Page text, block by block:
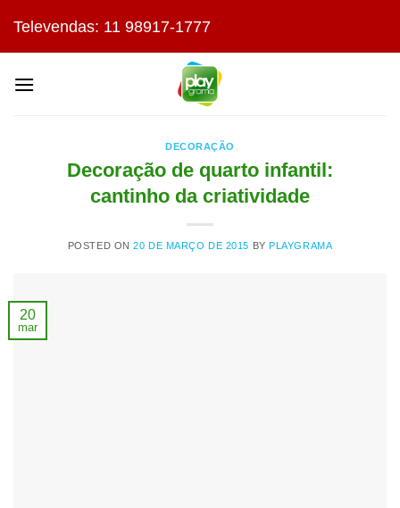
content
Televendas: 11 98917-1777
DECORAÇÃO
Decoração de quarto infantil:
cantinho da criatividade
POSTED ON20 DE MARÇO DE 2015 BYPLAYGRAMA
20
mar